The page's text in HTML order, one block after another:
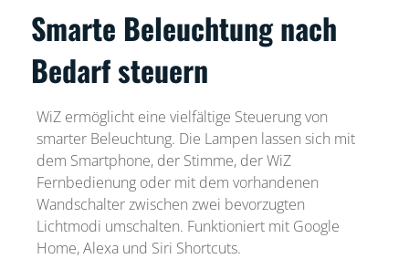
Smarte Beleuchtung nach
Bedarf steuern
WiZ ermöglicht eine vielfältige Steuerung von
smarter Beleuchtung. Die Lampen lassen sich mit
dem Smartphone, der Stimme, der WiZ
Fernbedienung oder mit dem vorhandenen
Wandschalter zwischen zwei bevorzugten
Lichtmodi umschalten. Funktioniert mit Google
Home, Alexa und Siri Shortcuts.